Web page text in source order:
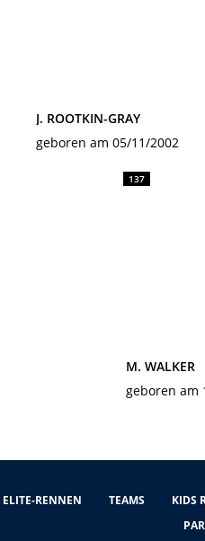
J. ROOTKIN-GRAY
geboren am 05/11/2002
137
M. WALKER
geboren am
ELITE-RENNEN TEAMS KIDS